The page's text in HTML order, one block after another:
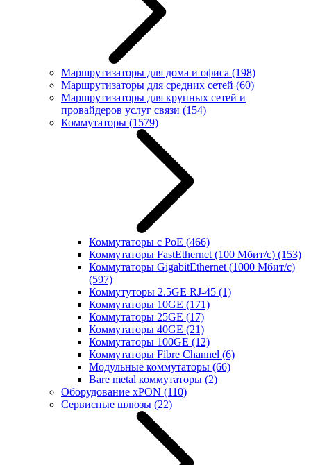
Маршрутизаторы для дома и офиса (198)
Маршрутизаторы для средних сетей (60)
Маршрутизаторы для крупных сетей и
провайдеров услуг связи (154)
Коммутаторы (1579)
Коммутаторы с PoE (466)
Коммутаторы FastEthernet (100 Мбит/с) (153)
Коммутаторы GigabitEthernet (1000 Мбит/с)
(597)
Коммутуторы 2.5GE RJ-45 (1)
Коммутаторы 10GE (171)
Коммутаторы 25GE (17)
Коммутаторы 40GE (21)
Коммутаторы 100GE (12)
Коммутаторы Fibre Channel (6)
Модульные коммутаторы (66)
Bare metal коммутаторы (2)
Оборудование xPON (110)
Сервисные шлюзы (22)